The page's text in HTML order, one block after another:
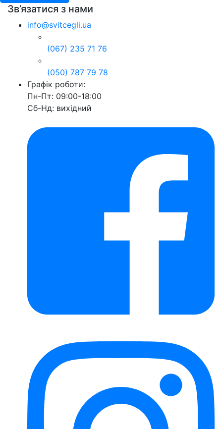
Зв’язатися з нами
info@svitcegli.ua
(067) 235 71 76
(050) 787 79 78
Графік роботи:
Пн-Пт: 09:00-18:00
Сб-Нд: вихідний